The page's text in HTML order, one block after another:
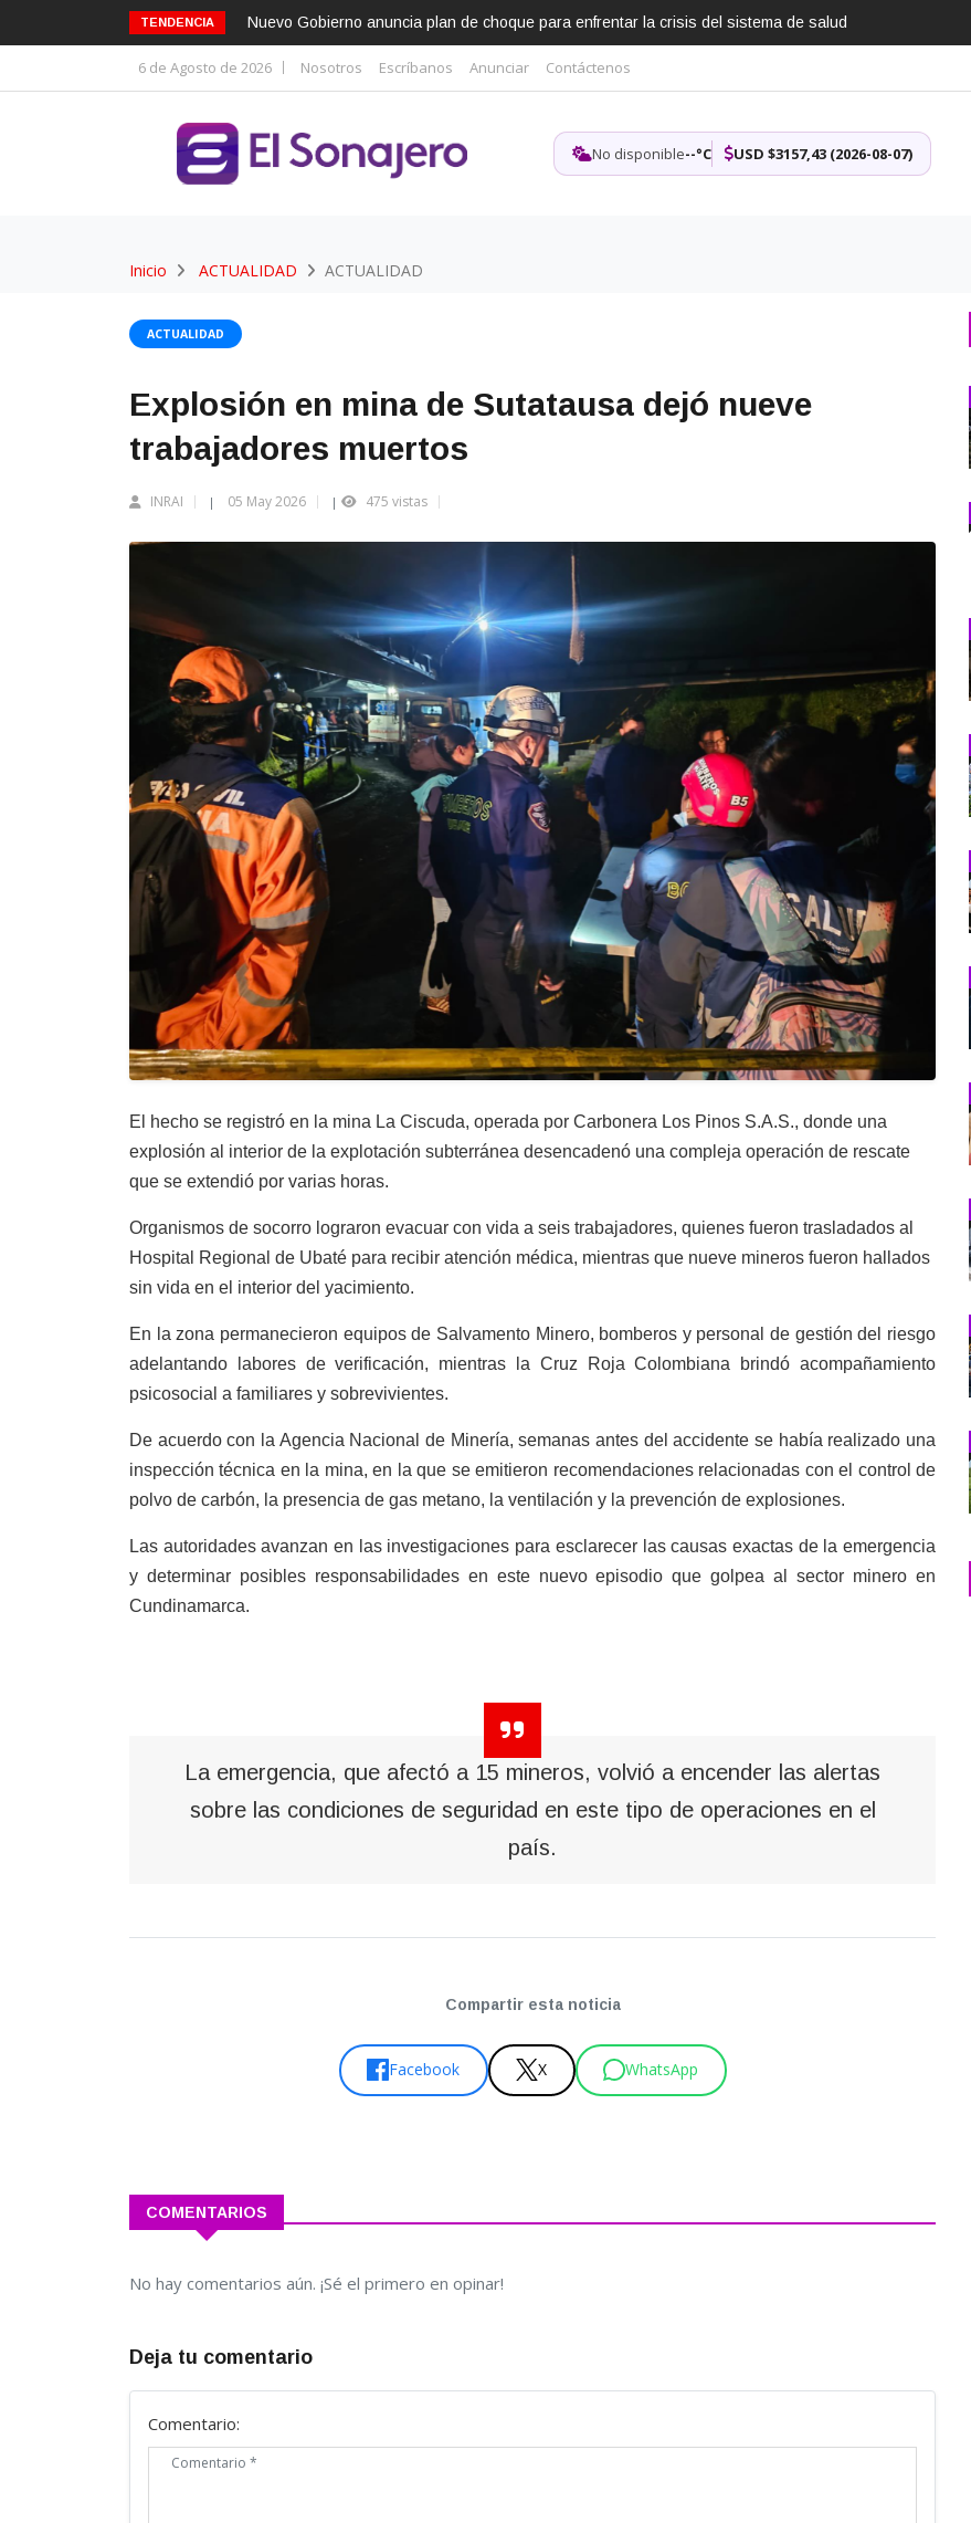
TENDENCIA Nuevo Gobierno anuncia plan de choque para enfrentar la crisis del sistema de salud
6 de Agosto de 2026 Nosotros Escríbanos Anunciar Contáctenos
No disponible--°C USD $3157,43 (2026-08-07)
Inicio ACTUALIDAD ACTUALIDAD
ACTUALIDAD
Explosión en mina de Sutatausa dejó nueve
trabajadores muertos
INRAI | 05 May 2026 | 475 vistas
El hecho se registró en la mina La Ciscuda, operada por Carbonera Los Pinos S.A.S., donde una
explosión al interior de la explotación subterránea desencadenó una compleja operación de rescate
que se extendió por varias horas.
Organismos de socorro lograron evacuar con vida a seis trabajadores, quienes fueron trasladados al
Hospital Regional de Ubaté para recibir atención médica, mientras que nueve mineros fueron hallados
sin vida en el interior del yacimiento.
En la zona permanecieron equipos de Salvamento Minero, bomberos y personal de gestión del riesgo
adelantando labores de verificación, mientras la Cruz Roja Colombiana brindó acompañamiento
psicosocial a familiares y sobrevivientes.
De acuerdo con la Agencia Nacional de Minería, semanas antes del accidente se había realizado una
inspección técnica en la mina, en la que se emitieron recomendaciones relacionadas con el control de
polvo de carbón, la presencia de gas metano, la ventilación y la prevención de explosiones.
Las autoridades avanzan en las investigaciones para esclarecer las causas exactas de la emergencia
y determinar posibles responsabilidades en este nuevo episodio que golpea al sector minero en
Cundinamarca.
La emergencia, que afectó a 15 mineros, volvió a encender las alertas
sobre las condiciones de seguridad en este tipo de operaciones en el
país.
Compartir esta noticia
Facebook X WhatsApp
COMENTARIOS
No hay comentarios aún. ¡Sé el primero en opinar!
Deja tu comentario
Comentario: